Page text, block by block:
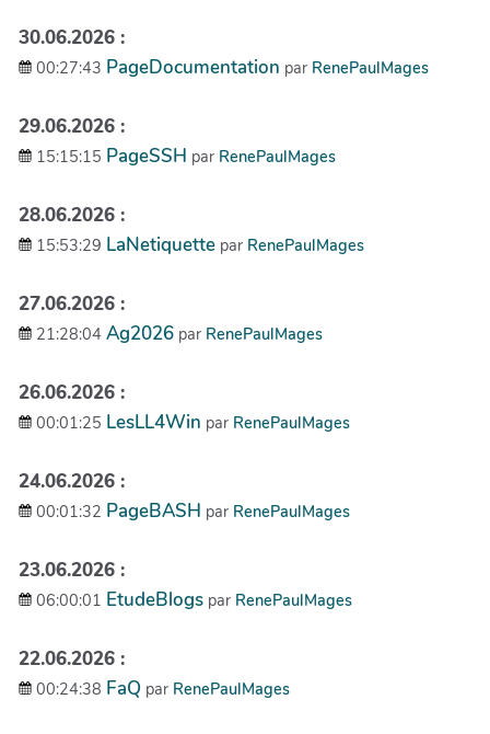
30.06.2026 :
00:27:43 PageDocumentation par RenePaulMages
29.06.2026 :
15:15:15 PageSSH par RenePaulMages
28.06.2026 :
15:53:29 LaNetiquette par RenePaulMages
27.06.2026 :
21:28:04 Ag2026 par RenePaulMages
26.06.2026 :
00:01:25 LesLL4Win par RenePaulMages
24.06.2026 :
00:01:32 PageBASH par RenePaulMages
23.06.2026 :
06:00:01 EtudeBlogs par RenePaulMages
22.06.2026 :
00:24:38 FaQ par RenePaulMages